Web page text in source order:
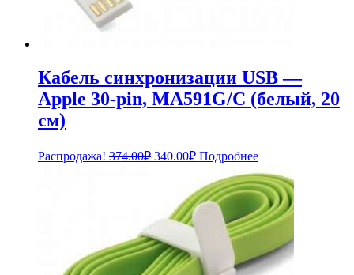
Кабель синхронизации USB —
Apple 30-pin, MA591G/C (белый, 20
см)
Распродажа! 374.00₽ Первоначальная
составляла
374.00₽.
340.00₽Текущая
цена:
340.00₽.
Подробнее